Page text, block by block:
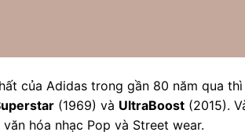
của Adidas trong gần 80 năm qua thì
(1969) và UltraBoost (2015).
hóa nhạc Pop và Street wear.